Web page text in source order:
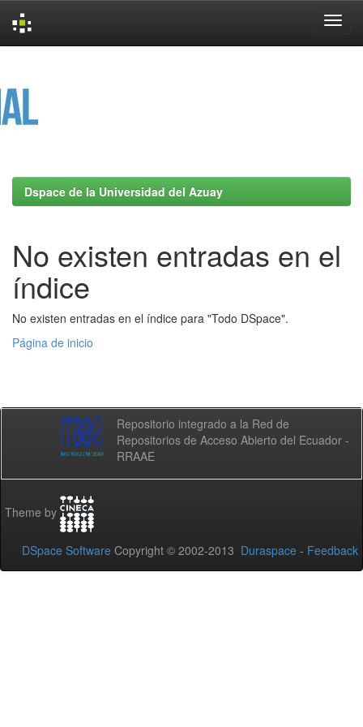
Dspace de la Universidad del Azuay
No existen entradas en el
índice
No existen entradas en el índice para "Todo DSpace".
Página de inicio
Repositorio integrado a la Red de
Repositorios de Acceso Abierto del Ecuador -
RRAAE
Theme by
DSpace Software Copyright © 2002-2013 Duraspace - Feedback